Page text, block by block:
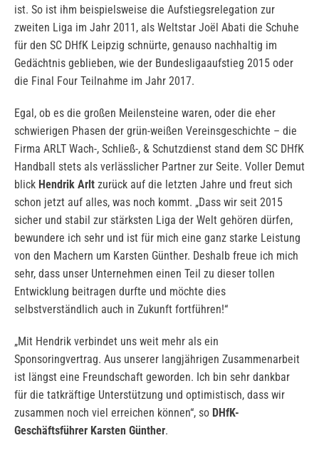
ist. So ist ihm beispielsweise die Aufstiegsrelegation zur
zweiten Liga im Jahr 2011, als Weltstar Joël Abati die Schuhe
für den SC DHfK Leipzig schnürte, genauso nachhaltig im
Gedächtnis geblieben, wie der Bundesligaaufstieg 2015 oder
die Final Four Teilnahme im Jahr 2017.
Egal, ob es die großen Meilensteine waren, oder die eher
schwierigen Phasen der grün-weißen Vereinsgeschichte – die
Firma ARLT Wach-, Schließ-, & Schutzdienst stand dem SC DHfK
Handball stets als verlässlicher Partner zur Seite. Voller Demut
blick Hendrik Arlt zurück auf die letzten Jahre und freut sich
schon jetzt auf alles, was noch kommt. „Dass wir seit 2015
sicher und stabil zur stärksten Liga der Welt gehören dürfen,
bewundere ich sehr und ist für mich eine ganz starke Leistung
von den Machern um Karsten Günther. Deshalb freue ich mich
sehr, dass unser Unternehmen einen Teil zu dieser tollen
Entwicklung beitragen durfte und möchte dies
selbstverständlich auch in Zukunft fortführen!“
„Mit Hendrik verbindet uns weit mehr als ein
Sponsoringvertrag. Aus unserer langjährigen Zusammenarbeit
ist längst eine Freundschaft geworden. Ich bin sehr dankbar
für die tatkräftige Unterstützung und optimistisch, dass wir
zusammen noch viel erreichen können“, so DHfK-
Geschäftsführer Karsten Günther.